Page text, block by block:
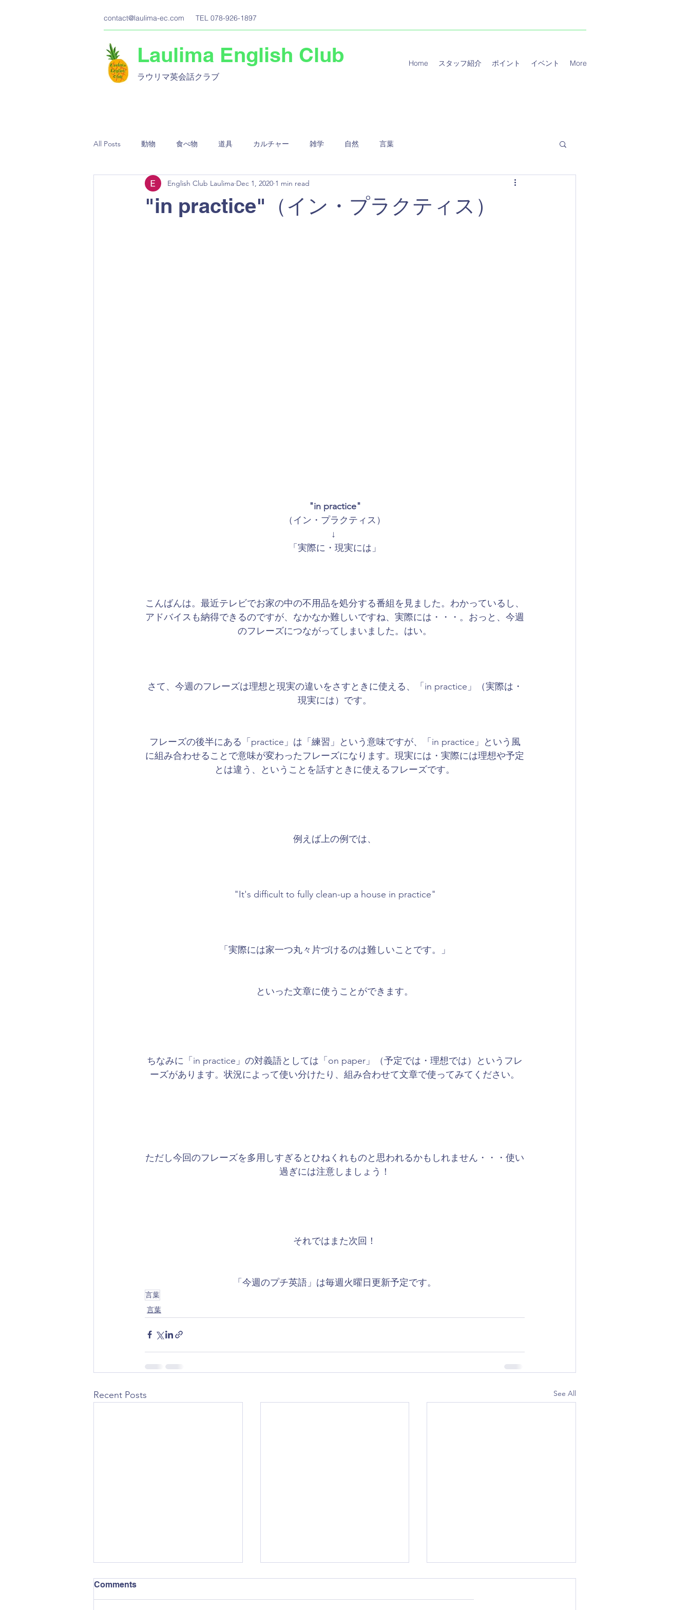
contact@laulima-ec.com TEL 078-926-1897
Laulima English Club
ラウリマ英会話クラブ​
Home スタッフ紹介 ポイント イベント More
All Posts 動物 食べ物 道具 カルチャー 雑学 自然 言葉
"in practice"（イン・プラクティス）
English Club Laulima Dec 1, 2020 1 min read
"in practice"
（イン・プラクティス）
↓
「実際に・現実には」
こんばんは。最近テレビでお家の中の不用品を処分する番組を見ました。わかっているし、
アドバイスも納得できるのですが、なかなか難しいですね、実際には・・・。おっと、今週
のフレーズにつながってしまいました。はい。
さて、今週のフレーズは理想と現実の違いをさすときに使える、「in practice」（実際は・
現実には）です。
フレーズの後半にある「practice」は「練習」という意味ですが、「in practice」という風
に組み合わせることで意味が変わったフレーズになります。現実には・実際には理想や予定
とは違う、ということを話すときに使えるフレーズです。
例えば上の例では、
"It's difficult to fully clean-up a house in practice"
「実際には家一つ丸々片づけるのは難しいことです。」
といった文章に使うことができます。
ちなみに「in practice」の対義語としては「on paper」（予定では・理想では）というフレ
ーズがあります。状況によって使い分けたり、組み合わせて文章で使ってみてください。
​ただし今回のフレーズを多用しすぎるとひねくれものと思われるかもしれません・・・使い
過ぎには注意しましょう！
それではまた次回！
「今週のプチ英語」は毎週火曜日更新予定です。
言葉
言葉
Recent Posts See All
Comments